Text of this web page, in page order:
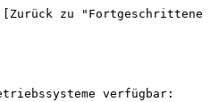
[Zurück zu
verfügbar: